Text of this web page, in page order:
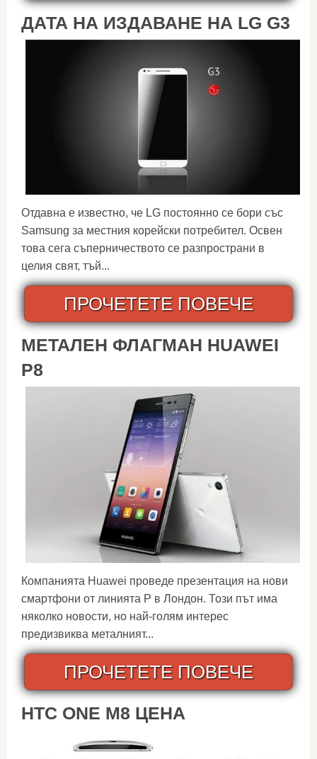
ДАТА НА ИЗДАВАНЕ НА LG G3
Отдавна е известно, че LG постоянно се бори със
Samsung за местния корейски потребител. Освен
това сега съперничеството се разпространи в
целия свят, тъй...
ПРОЧЕТЕТЕ ПОВЕЧЕ
МЕТАЛЕН ФЛАГМАН HUAWEI
P8
Компанията Huawei проведе презентация на нови
смартфони от линията P в Лондон. Този път има
няколко новости, но най-голям интерес
предизвиква металният...
ПРОЧЕТЕТЕ ПОВЕЧЕ
HTC ONE M8 ЦЕНА